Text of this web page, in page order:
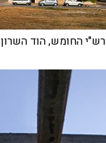
רש"י החומש, הוד השרון